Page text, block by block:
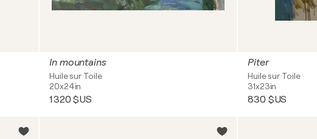
In mountains
Huile sur Toile
20x24in
1 320 $US
Piter
Huile sur Toile
31x23in
830 $US